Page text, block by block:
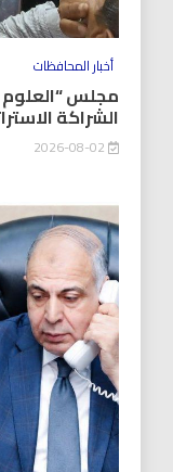
أخبار المحافظات
مجلس “العلوم
الشراكة